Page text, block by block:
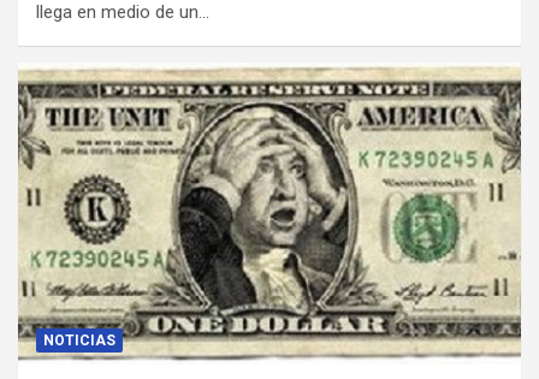
llega en medio de un…
NOTICIAS